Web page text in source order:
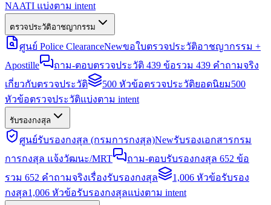
NAATI แบ่งตาม intent
ตรวจประวัติอาชญากรรม
ศูนย์ Police ClearanceNewขอใบตรวจประวัติอาชญากรรม +
Apostille
ถาม-ตอบตรวจประวัติ 439 ข้อรวม 439 คำถามจริง
เกี่ยวกับตรวจประวัติ
500 หัวข้อตรวจประวัติยอดนิยม500
หัวข้อตรวจประวัติแบ่งตาม intent
รับรองกงสุล
ศูนย์รับรองกงสุล (กรมการกงสุล)Newรับรองเอกสารกรม
การกงสุล แจ้งวัฒนะ/MRT
ถาม-ตอบรับรองกงสุล 652 ข้อ
รวม 652 คำถามจริงเรื่องรับรองกงสุล
1,006 หัวข้อรับรอง
กงสุล1,006 หัวข้อรับรองกงสุลแบ่งตาม intent